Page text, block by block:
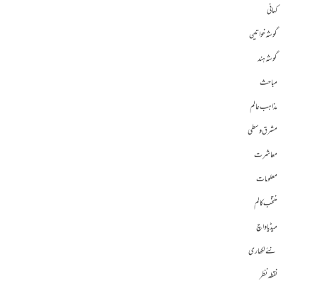
کہانی
گوشہ خواتین
گوشہ ہند
مباحث
مذاہب عالم
مشرق وسطی
معاشرت
معلومات
منتخب کالم
میڈیا واچ
نئے لکھاری
نقطہ نظر